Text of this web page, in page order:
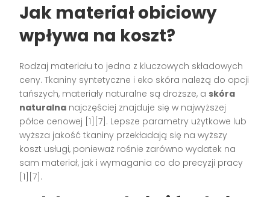
Jak materiał obiciowy
wpływa na koszt?
Rodzaj materiału to jedna z kluczowych składowych
ceny. Tkaniny syntetyczne i eko skóra należą do opcji
tańszych, materiały naturalne są droższe, a skóra
naturalna najczęściej znajduje się w najwyższej
półce cenowej [1][7]. Lepsze parametry użytkowe lub
wyższa jakość tkaniny przekładają się na wyższy
koszt usługi, ponieważ rośnie zarówno wydatek na
sam materiał, jak i wymagania co do precyzji pracy
[1][7].